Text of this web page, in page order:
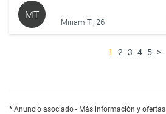
MT
Miriam T., 26
1 2 3 4 5 >
* Anuncio asociado - Más información y